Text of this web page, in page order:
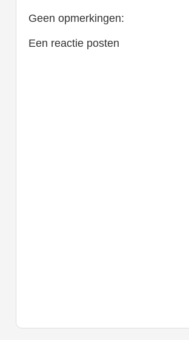
Geen opmerkingen:
Een reactie posten